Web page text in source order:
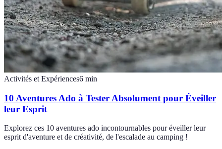
Activités et Expériences6 min
10 Aventures Ado à Tester Absolument pour Éveiller
leur Esprit
Explorez ces 10 aventures ado incontournables pour éveiller leur
esprit d'aventure et de créativité, de l'escalade au camping !